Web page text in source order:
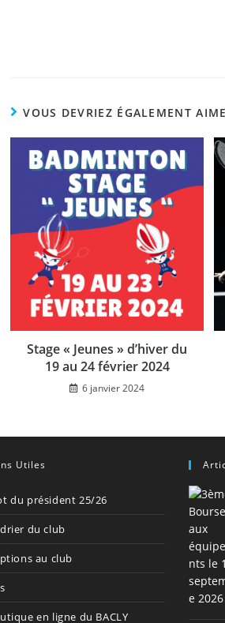
VOUS DEVRIEZ ÉGALEMENT
Stage « Jeunes » d’hiver du
19 au 24 février 2024
6 janvier 2024
Utiles
du président 25/26
du club
au club
en ligne du BACLY